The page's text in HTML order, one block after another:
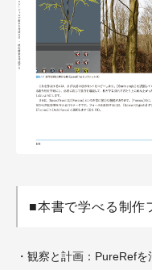
■本書で学べる制作
・観察と計画：PureRef